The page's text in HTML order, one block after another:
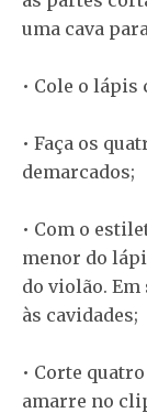
uma cava
• Cole o lápis
• Faça os
demarcados;
• Com o
menor do
do violão.
às cavidades;
• Corte
amarre no